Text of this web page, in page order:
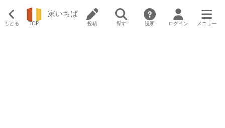
もどる TOP
家いちば
投稿 探す 説明 ログイン メニュー